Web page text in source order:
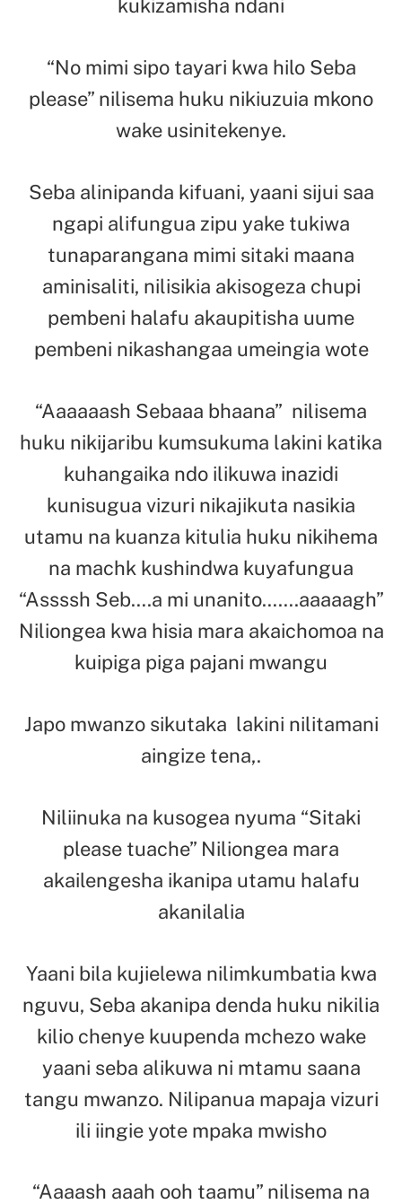
kukizamisha ndani
“No mimi sipo tayari kwa hilo Seba
please” nilisema huku nikiuzuia mkono
wake usinitekenye.
Seba alinipanda kifuani, yaani sijui saa
ngapi alifungua zipu yake tukiwa
tunaparangana mimi sitaki maana
aminisaliti, nilisikia akisogeza chupi
pembeni halafu akaupitisha uume
pembeni nikashangaa umeingia wote
“Aaaaaash Sebaaa bhaana” nilisema
huku nikijaribu kumsukuma lakini katika
kuhangaika ndo ilikuwa inazidi
kunisugua vizuri nikajikuta nasikia
utamu na kuanza kitulia huku nikihema
na machk kushindwa kuyafungua
“Assssh Seb….a mi unanito…….aaaaagh”
Niliongea kwa hisia mara akaichomoa na
kuipiga piga pajani mwangu
Japo mwanzo sikutaka lakini nilitamani
aingize tena,.
Niliinuka na kusogea nyuma “Sitaki
please tuache” Niliongea mara
akailengesha ikanipa utamu halafu
akanilalia
Yaani bila kujielewa nilimkumbatia kwa
nguvu, Seba akanipa denda huku nikilia
kilio chenye kuupenda mchezo wake
yaani seba alikuwa ni mtamu saana
tangu mwanzo. Nilipanua mapaja vizuri
ili iingie yote mpaka mwisho
“Aaaash aaah ooh taamu” nilisema na